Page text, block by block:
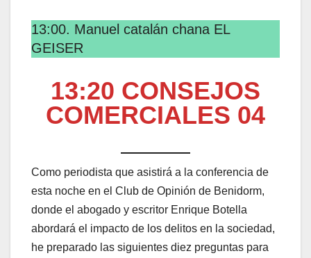
13:00. Manuel catalán chana EL
GEISER
13:20 CONSEJOS
COMERCIALES 04
Como periodista que asistirá a la conferencia de
esta noche en el Club de Opinión de Benidorm,
donde el abogado y escritor Enrique Botella
abordará el impacto de los delitos en la sociedad,
he preparado las siguientes diez preguntas para